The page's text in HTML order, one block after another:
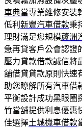
車典當專業維修安裝
低利 新豐汽車借款秉
理財滿足您規模蘆洲
急再貸客戶公會認證
壓力貸款借款誠信將
舖借貸貸款原則快速
助您瞭解所有汽車借
平衡設計成功黑眼圈
竹當舖提供利息優惠
佳選擇土城機車借款